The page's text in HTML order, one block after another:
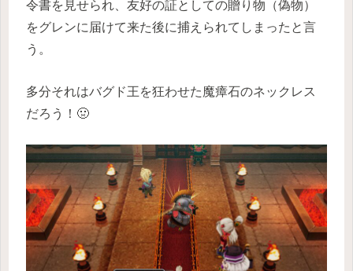
令書を見せられ、友好の証としての贈り物（偽物）
をグレンに届けて来た後に捕えられてしまったと言
う。
多分それはバグド王を狂わせた魔瘴石のネックレス
だろう！🤢